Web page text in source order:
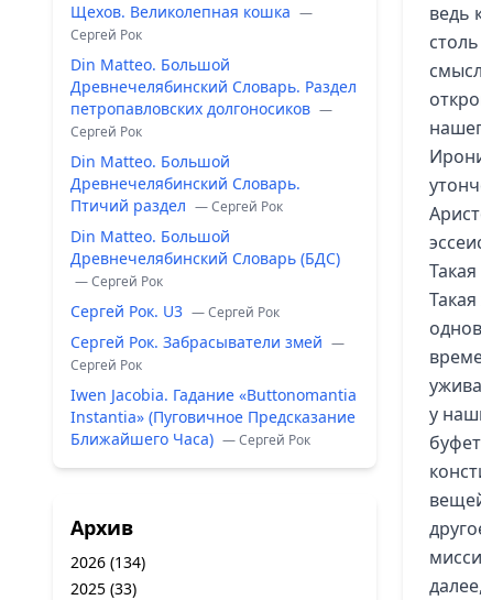
Щехов. Великолепная кошка —
Сергей Рок
Din Matteo. Большой
Древнечелябинский Словарь. Раздел
петропавловских долгоносиков —
Сергей Рок
Din Matteo. Большой
Древнечелябинский Словарь.
Птичий раздел — Сергей Рок
Din Matteo. Большой
Древнечелябинский Словарь (БДС)
— Сергей Рок
Сергей Рок. U3 — Сергей Рок
Сергей Рок. Забрасыватели змей —
Сергей Рок
Iwen Jacobia. Гадание «Buttonomantia
Instantia» (Пуговичное Предсказание
Ближайшего Часа) — Сергей Рок
Архив
2026 (134)
2025 (33)
ведь
у